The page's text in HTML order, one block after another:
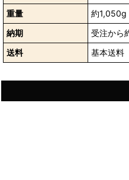
重量
約1,050g
納期
受注から
送料
基本送料